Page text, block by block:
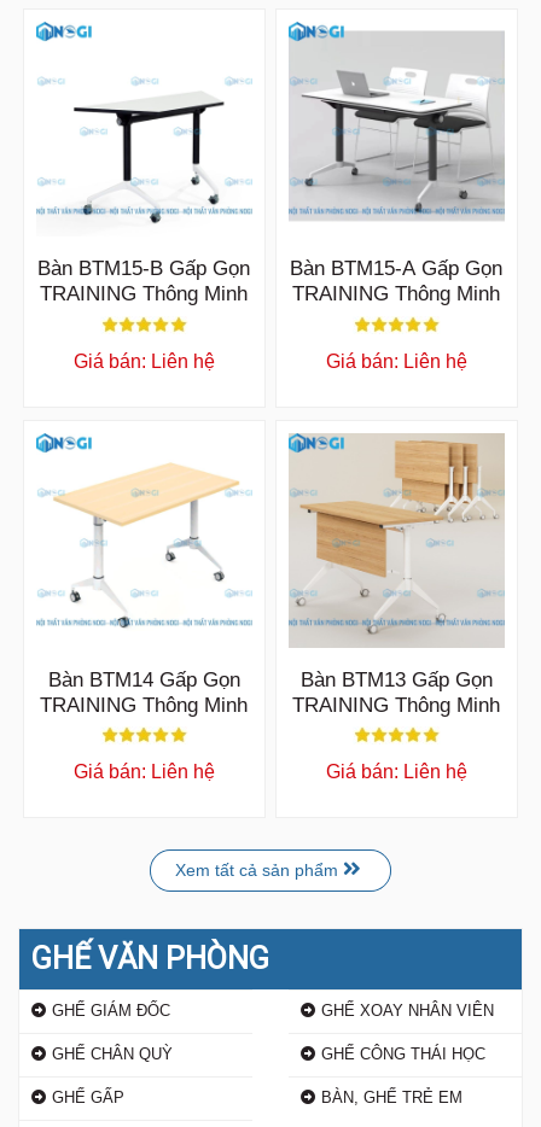
Bàn BTM15-B Gấp Gọn
TRAINING Thông Minh
Giá bán: Liên hệ
Bàn BTM15-A Gấp Gọn
TRAINING Thông Minh
Giá bán: Liên hệ
Bàn BTM14 Gấp Gọn
TRAINING Thông Minh
Giá bán: Liên hệ
Bàn BTM13 Gấp Gọn
TRAINING Thông Minh
Giá bán: Liên hệ
Xem tất cả sản phẩm
GHẾ VĂN PHÒNG
GHẾ GIÁM ĐỐC GHẾ XOAY NHÂN VIÊN
GHẾ CHÂN QUỲ GHẾ CÔNG THÁI HỌC
GHẾ GẤP BÀN, GHẾ TRẺ EM